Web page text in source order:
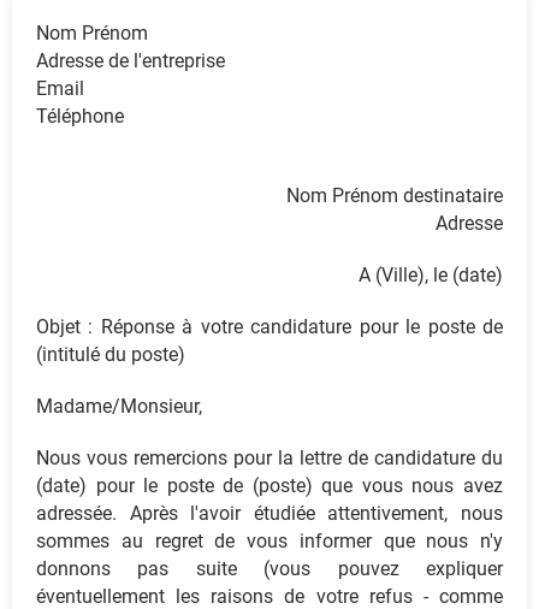
Nom Prénom
Adresse de l'entreprise
Email
Téléphone
Nom Prénom destinataire
Adresse
A (Ville), le (date)
Objet : Réponse à votre candidature pour le poste de
(intitulé du poste)
Madame/Monsieur,
Nous vous remercions pour la lettre de candidature du
(date) pour le poste de (poste) que vous nous avez
adressée. Après l'avoir étudiée attentivement, nous
sommes au regret de vous informer que nous n'y
donnons pas suite (vous pouvez expliquer
éventuellement les raisons de votre refus - comme